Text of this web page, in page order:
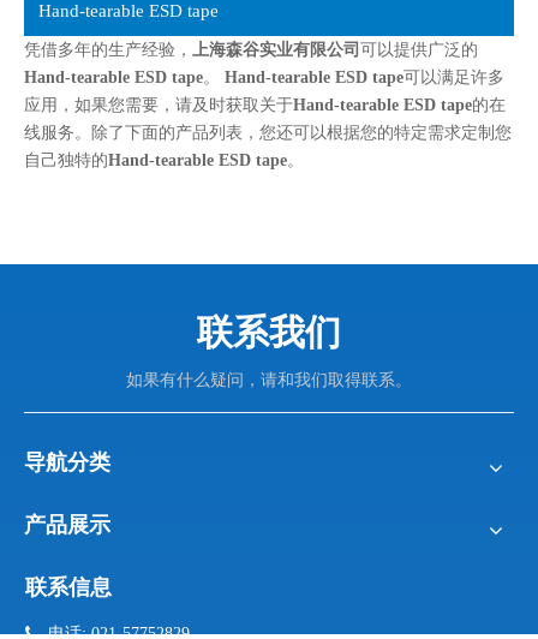
Hand-tearable ESD tape
凭借多年的生产经验， 上海森谷实业有限公司 可以提供广泛的
Hand-tearable ESD tape。 Hand-tearable ESD tape可以满足许多
应用，如果您需要，请及时获取关于Hand-tearable ESD tape的在
线服务。除了下面的产品列表，您还可以根据您的特定需求定制您
自己独特的Hand-tearable ESD tape。
联系我们
如果有什么疑问，请和我们取得联系。
导航分类
产品展示
联系信息
电话: 021-57752829